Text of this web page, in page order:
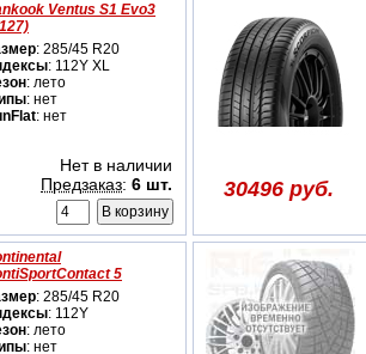
Ventus S1 Evo3
: 285/45 R20
: 112Y XL
: лето
: нет
: нет
Нет в наличии
Предзаказ: 6 шт. 30496 руб.
5
: 285/45 R20
: 112Y
: лето
: нет